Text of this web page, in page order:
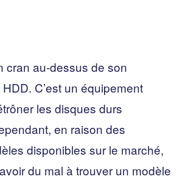
cran au-dessus de son
C’est un équipement
les disques durs
en raison des
disponibles sur le marché,
du mal à trouver un modèle